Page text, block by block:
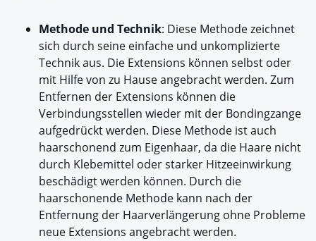
Methode und Technik: Diese Methode zeichnet
sich durch seine einfache und unkomplizierte
Technik aus. Die Extensions können selbst oder
mit Hilfe von zu Hause angebracht werden. Zum
Entfernen der Extensions können die
Verbindungsstellen wieder mit der Bondingzange
aufgedrückt werden. Diese Methode ist auch
haarschonend zum Eigenhaar, da die Haare nicht
durch Klebemittel oder starker Hitzeeinwirkung
beschädigt werden können. Durch die
haarschonende Methode kann nach der
Entfernung der Haarverlängerung ohne Probleme
neue Extensions angebracht werden.